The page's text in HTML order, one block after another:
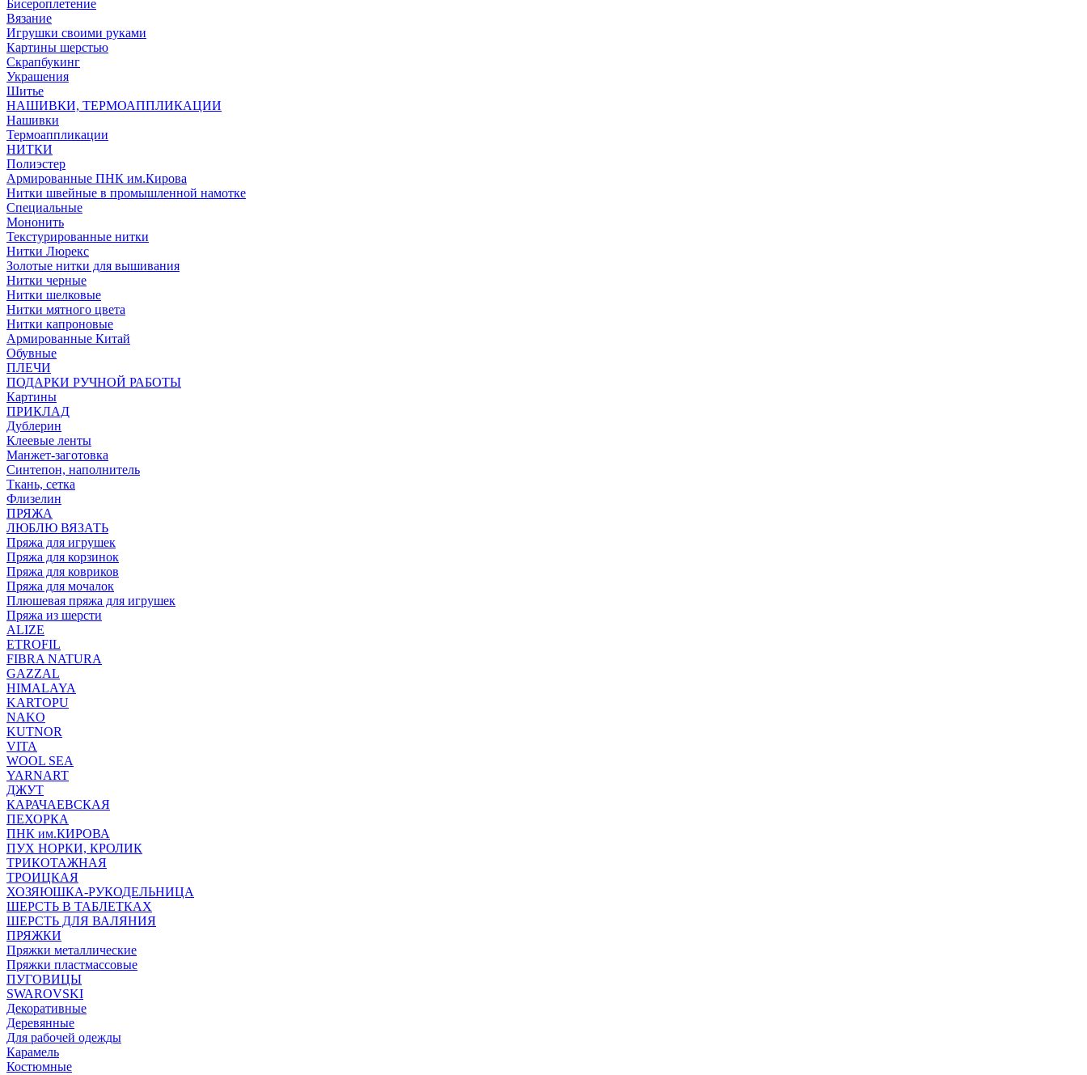
Бисероплетение
Вязание
Игрушки своими руками
Картины шерстью
Скрапбукинг
Украшения
Шитье
НАШИВКИ, ТЕРМОАППЛИКАЦИИ
Нашивки
Термоаппликации
НИТКИ
Полиэстер
Армированные ПНК им.Кирова
Нитки швейные в промышленной намотке
Специальные
Мононить
Текстурированные нитки
Нитки Люрекс
Золотые нитки для вышивания
Нитки черные
Нитки шелковые
Нитки мятного цвета
Нитки капроновые
Армированные Китай
Обувные
ПЛЕЧИ
ПОДАРКИ РУЧНОЙ РАБОТЫ
Картины
ПРИКЛАД
Дублерин
Клеевые ленты
Манжет-заготовка
Синтепон, наполнитель
Ткань, сетка
Флизелин
ПРЯЖА
ЛЮБЛЮ ВЯЗАТЬ
Пряжа для игрушек
Пряжа для корзинок
Пряжа для ковриков
Пряжа для мочалок
Плюшевая пряжа для игрушек
Пряжа из шерсти
ALIZE
ETROFIL
FIBRA NATURA
GAZZAL
HIMALAYA
KARTOPU
NAKO
KUTNOR
VITA
WOOL SEA
YARNART
ДЖУТ
КАРАЧАЕВСКАЯ
ПЕХОРКА
ПНК им.КИРОВА
ПУХ НОРКИ, КРОЛИК
ТРИКОТАЖНАЯ
ТРОИЦКАЯ
ХОЗЯЮШКА-РУКОДЕЛЬНИЦА
ШЕРСТЬ В ТАБЛЕТКАХ
ШЕРСТЬ ДЛЯ ВАЛЯНИЯ
ПРЯЖКИ
Пряжки металлические
Пряжки пластмассовые
ПУГОВИЦЫ
SWAROVSKI
Декоративные
Деревянные
Для рабочей одежды
Карамель
Костюмные